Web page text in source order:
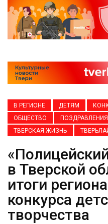
В РЕГИОНЕ ДЕТЯМ
ОБЩЕСТВО
ПОЗДРАВЛЕНИЯ
ТВЕРСКАЯ ЖИЗНЬ
в Тверской
итоги
конкурса
творчества